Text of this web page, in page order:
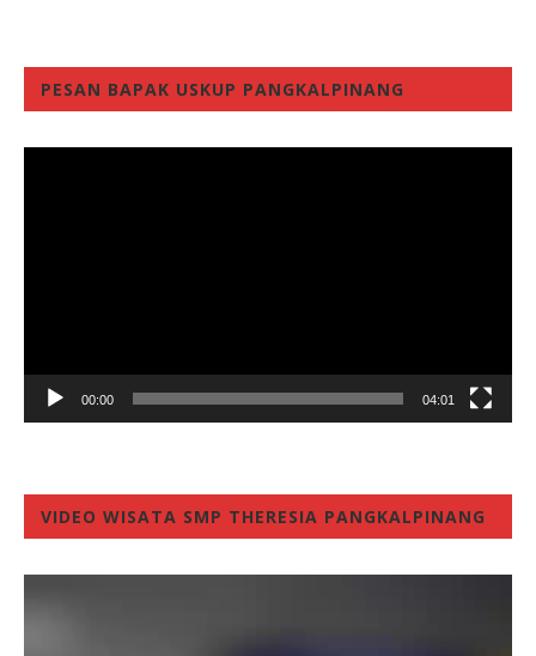
PESAN BAPAK USKUP PANGKALPINANG
00:00 04:01
VIDEO WISATA SMP THERESIA PANGKALPINANG